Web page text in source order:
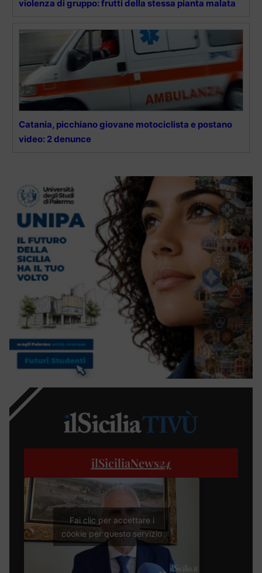
violenza di gruppo: frutti della stessa pianta malata
Catania, picchiano giovane motociclista e postano
video: 2 denunce
ilSiciliaNews24
Fai clic per accettare i
cookie per questo servizio